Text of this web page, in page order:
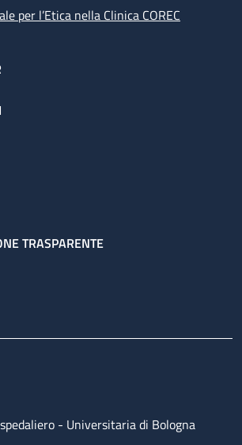
per l’Etica nella Clinica COREC
TRASPARENTE
- Universitaria di Bologna